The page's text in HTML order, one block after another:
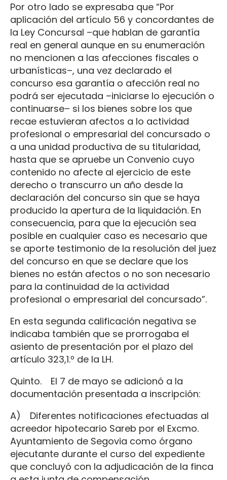
Por otro lado se expresaba que “Por
aplicación del artículo 56 y concordantes de
la Ley Concursal –que hablan de garantía
real en general aunque en su enumeración
no mencionen a las afecciones fiscales o
urbanísticas–, una vez declarado el
concurso esa garantía o afección real no
podrá ser ejecutada –iniciarse lo ejecución o
continuarse– si los bienes sobre los que
recae estuvieran afectos a lo actividad
profesional o empresarial del concursado o
a una unidad productiva de su titularidad,
hasta que se apruebe un Convenio cuyo
contenido no afecte al ejercicio de este
derecho o transcurro un año desde la
declaración del concurso sin que se haya
producido la apertura de la liquidación. En
consecuencia, para que la ejecución sea
posible en cualquier caso es necesario que
se aporte testimonio de la resolución del juez
del concurso en que se declare que los
bienes no están afectos o no son necesario
para la continuidad de la actividad
profesional o empresarial del concursado”.
En esta segunda calificación negativa se
indicaba también que se prorrogaba el
asiento de presentación por el plazo del
artículo 323,1.º de la LH.
Quinto. El 7 de mayo se adicionó a la
documentación presentada a inscripción:
A) Diferentes notificaciones efectuadas al
acreedor hipotecario Sareb por el Excmo.
Ayuntamiento de Segovia como órgano
ejecutante durante el curso del expediente
que concluyó con la adjudicación de la finca